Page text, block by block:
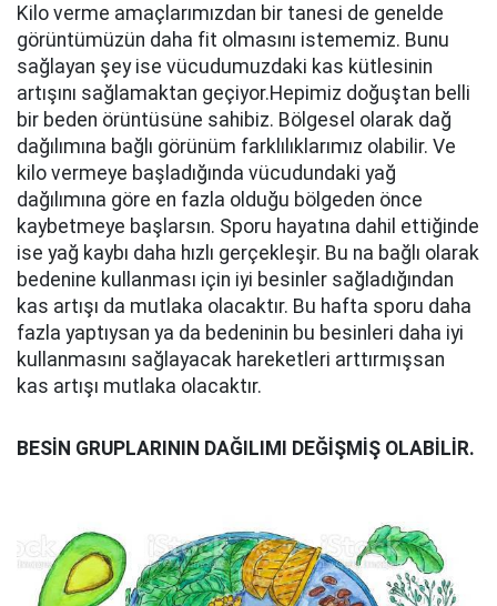
Kilo verme amaçlarımızdan bir tanesi de genelde
görüntümüzün daha fit olmasını istememiz. Bunu
sağlayan şey ise vücudumuzdaki kas kütlesinin
artışını sağlamaktan geçiyor.Hepimiz doğuştan belli
bir beden örüntüsüne sahibiz. Bölgesel olarak dağ
dağılımına bağlı görünüm farklılıklarımız olabilir. Ve
kilo vermeye başladığında vücudundaki yağ
dağılımına göre en fazla olduğu bölgeden önce
kaybetmeye başlarsın. Sporu hayatına dahil ettiğinde
ise yağ kaybı daha hızlı gerçekleşir. Bu na bağlı olarak
bedenine kullanması için iyi besinler sağladığından
kas artışı da mutlaka olacaktır. Bu hafta sporu daha
fazla yaptıysan ya da bedeninin bu besinleri daha iyi
kullanmasını sağlayacak hareketleri arttırmışsan
kas artışı mutlaka olacaktır.
BESİN GRUPLARININ DAĞILIMI DEĞİŞMİŞ OLABİLİR.